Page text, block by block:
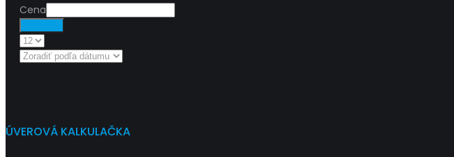
Cena
ÚVEROVÁ KALKULAČKA